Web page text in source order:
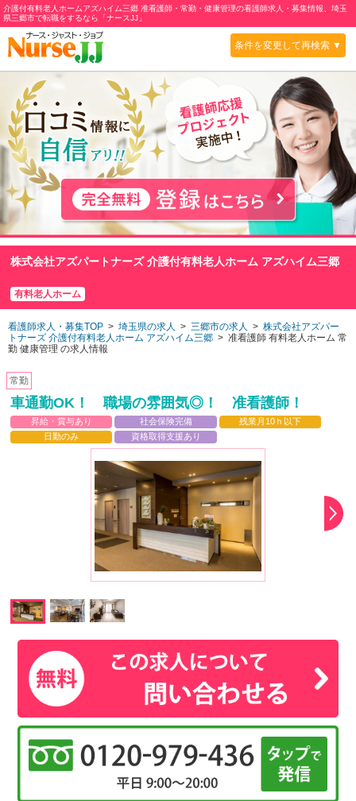
介護付有料老人ホームアズハイム三郷 准看護師・常勤・健康管理の看護師求人・募集情報、埼玉
県三郷市で転職をするなら「ナースJJ」
条件を変更して再検索 ▼
株式会社アズパートナーズ 介護付有料老人ホーム アズハイム三郷
有料老人ホーム
看護師求人・募集TOP > 埼玉県の求人 > 三郷市の求人 > 株式会社アズパー
トナーズ 介護付有料老人ホーム アズハイム三郷 > 准看護師 有料老人ホーム 常
勤 健康管理 の求人情報
常勤
車通勤OK！ 職場の雰囲気◎！ 准看護師！
昇給・賞与あり 社会保険完備
残業月10ｈ以下
日勤のみ
資格取得支援あり